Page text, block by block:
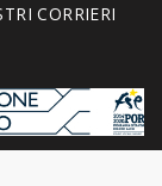
CORRIERI